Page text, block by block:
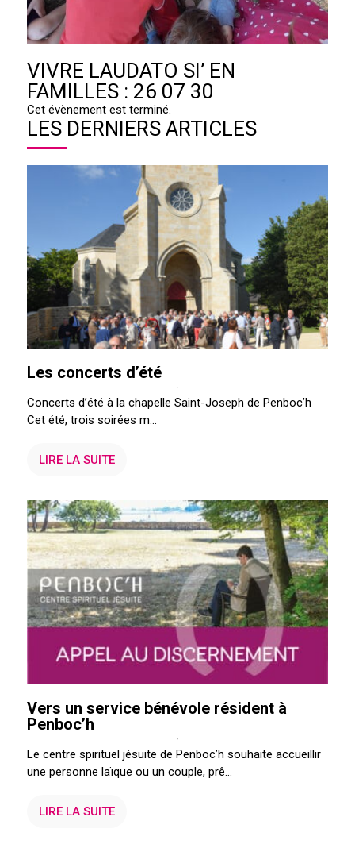
VIVRE LAUDATO SI’ EN
FAMILLES : 26 07 30
Cet évènement est terminé.
LES DERNIERS ARTICLES
Les concerts d’été
Concerts d’été à la chapelle Saint-Joseph de Penboc’h
Cet été, trois soirées m...
LIRE LA SUITE
Vers un service bénévole résident à
Penboc’h
Le centre spirituel jésuite de Penboc’h souhaite accueillir
une personne laïque ou un couple, prê...
LIRE LA SUITE